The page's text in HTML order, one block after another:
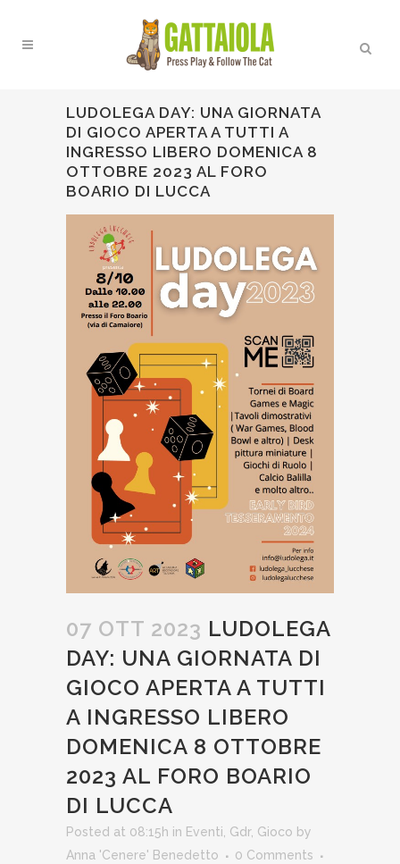
LUDOLEGA DAY: UNA GIORNATA
DI GIOCO APERTA A TUTTI A
INGRESSO LIBERO DOMENICA 8
OTTOBRE 2023 AL FORO
BOARIO DI LUCCA
07 OTT 2023 LUDOLEGA
DAY: UNA GIORNATA DI
GIOCO APERTA A TUTTI
A INGRESSO LIBERO
DOMENICA 8 OTTOBRE
2023 AL FORO BOARIO
DI LUCCA
Posted at 08:15h in Eventi Gdr, Gioco by
Anna 'Cenere' Benedetto
0 Comments